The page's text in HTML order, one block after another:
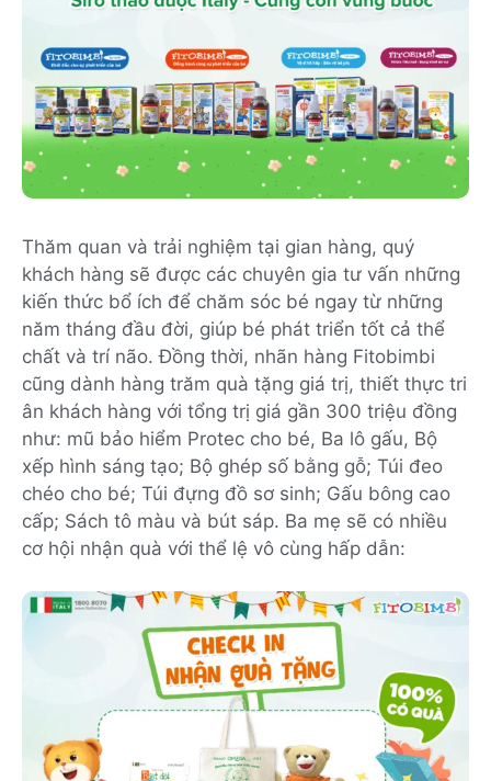
Thăm quan và trải nghiệm tại gian hàng, quý
khách hàng sẽ được các chuyên gia tư vấn những
kiến thức bổ ích để chăm sóc bé ngay từ những
năm tháng đầu đời, giúp bé phát triển tốt cả thể
chất và trí não. Đồng thời, nhãn hàng Fitobimbi
cũng dành hàng trăm quà tặng giá trị, thiết thực tri
ân khách hàng với tổng trị giá gần 300 triệu đồng
như: mũ bảo hiểm Protec cho bé, Ba lô gấu, Bộ
xếp hình sáng tạo; Bộ ghép số bằng gỗ; Túi đeo
chéo cho bé; Túi đựng đồ sơ sinh; Gấu bông cao
cấp; Sách tô màu và bút sáp. Ba mẹ sẽ có nhiều
cơ hội nhận quà với thể lệ vô cùng hấp dẫn: